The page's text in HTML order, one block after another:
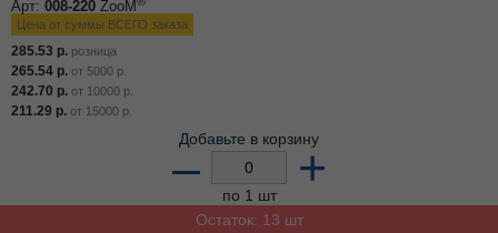
Арт: 008-220 ZooM
Цена от суммы ВСЕГО заказа
285.53 р. розница
265.54 р. от 5000 р.
242.70 р. от 10000 р.
211.29 р. от 15000 р.
Добавьте в корзину
– +
по 1 шт
Остаток: 13 шт